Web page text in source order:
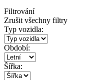
Filtrování
Zrušit všechny filtry
Typ vozidla:
Období:
Šířka: